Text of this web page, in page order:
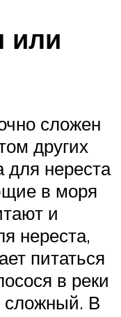
или
сложен
других
для нереста
в моря
и
нереста,
питаться
в реки
сложный. В